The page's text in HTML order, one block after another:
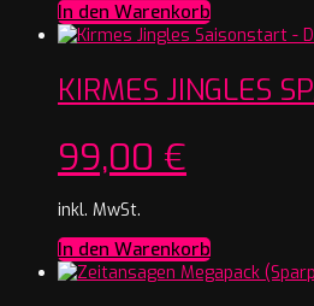
In den Warenkorb
KIRMES JINGLES
99,00 €
inkl. MwSt.
In den Warenkorb